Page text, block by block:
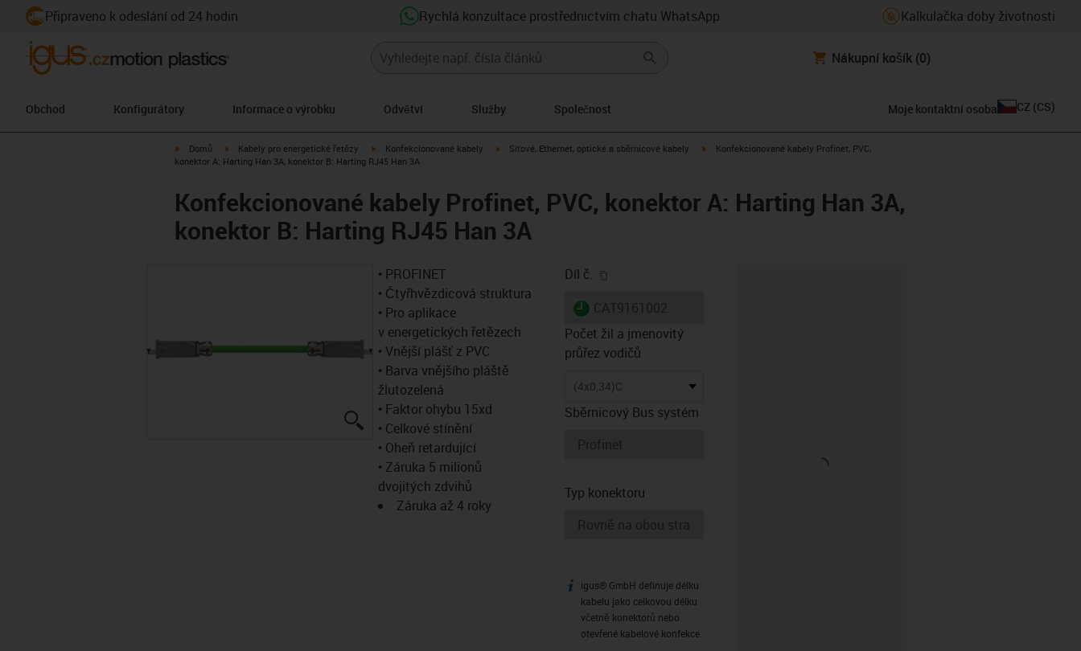
Připraveno k odeslání od 24 hodin Rychlá konzultace prostřednictvím chatu WhatsApp Kalkulačka doby životnosti
Nákupní košík (0)
Obchod Konfigurátory Informace o výrobku Odvětví Služby Společnost Moje kontaktní osoba CZ (CS)
igus-icon-arrow-right
Domů igus-icon-arrow-right
Kabely pro energetické řetězy igus-icon-arrow-right
Konfekcionované kabely igus-icon-arrow-right
Síťové, Ethernet, optické a sběrnicové kabely igus-icon-arrow-right
Konfekcionované kabely Profinet, PVC,
konektor A: Harting Han 3A, konektor B: Harting RJ45 Han 3A
Konfekcionované kabely Profinet, PVC, konektor A: Harting Han 3A,
konektor B: Harting RJ45 Han 3A
igus-icon-lupe
• PROFINET
• Čtyřhvězdicová struktura
• Pro aplikace
v energetických řetězech
• Vnější plášť z PVC
• Barva vnějšího pláště
žlutozelená
• Faktor ohybu 15xd
• Celkové stínění
• Oheň retardující
• Záruka 5 milionů
dvojitých zdvihů
Záruka až 4 roky
Díl č.
igus-icon-lieferzeit
Počet žil a jmenovitý
průřez vodičů
(4x0,34)C
Sběrnicový Bus systém
Typ konektoru
igus-icon-info
igus® GmbH definuje délku
kabelu jako celkovou délku
včetně konektorů nebo
otevřené kabelové konfekce.